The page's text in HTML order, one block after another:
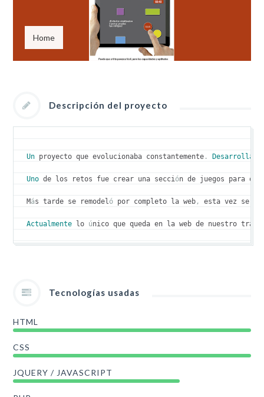
Home
Descripción del proyecto
Un proyecto que evolucionaba constantemente .
Uno de los retos fue crear una sección de juegos para
Más tarde se remodeló por completo la web , esta vez se
Actualmente lo único que queda en la web de nuestro
Tecnologías usadas
HTML
CSS
JQUERY / JAVASCRIPT